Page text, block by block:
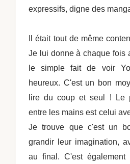
expressifs, digne des
Il était tout de même
Je lui donne à chaque fois
le simple fait de voir
heureux. C'est un bon
lire du coup et seul ! Le
entre les mains est celui
Je trouve que c'est un
grandir leur imagination,
au final. C'est également